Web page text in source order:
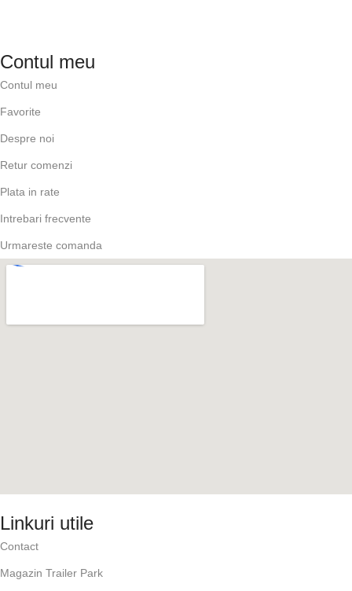
Contul meu
Contul meu
Favorite
Despre noi
Retur comenzi
Plata in rate
Intrebari frecvente
Urmareste comanda
Linkuri utile
Contact
Magazin Trailer Park